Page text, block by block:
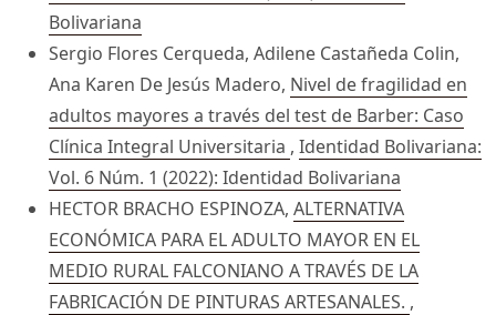
Bolivariana
Sergio Flores Cerqueda, Adilene Castañeda Colin,
Ana Karen De Jesús Madero, Nivel de fragilidad en
adultos mayores a través del test de Barber: Caso
Clínica Integral Universitaria , Identidad Bolivariana:
Vol. 6 Núm. 1 (2022): Identidad Bolivariana
HECTOR BRACHO ESPINOZA, ALTERNATIVA
ECONÓMICA PARA EL ADULTO MAYOR EN EL
MEDIO RURAL FALCONIANO A TRAVÉS DE LA
FABRICACIÓN DE PINTURAS ARTESANALES. ,